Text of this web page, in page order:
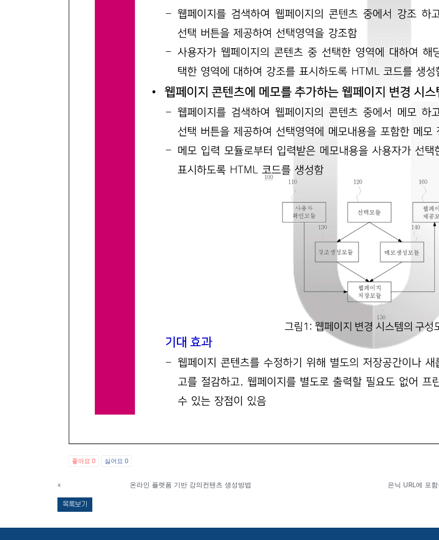
좋아요 0 싫어요 0
« 온라인 플랫폼 기반 강의컨텐츠 생성방법 은닉 URL에 포
목록보기